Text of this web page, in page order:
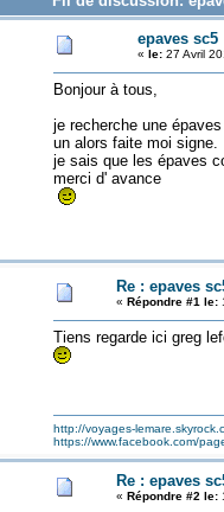
epaves sc5
« le:27 Avril
Bonjour à tous,
je recherche une
un alors faite moi signe.
je sais que les épaves
merci d' avance
Re : epaves
« Répondre #1 le:
Tiens regarde ici greg
http://voyages-
https://www.facebook.com/
Re : epaves
« Répondre #2 le: